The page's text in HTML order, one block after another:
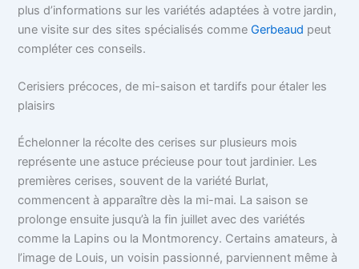
plus d’informations sur les variétés adaptées à votre jardin,
une visite sur des sites spécialisés comme Gerbeaud peut
compléter ces conseils.
Cerisiers précoces, de mi-saison et tardifs pour étaler les
plaisirs
Échelonner la récolte des cerises sur plusieurs mois
représente une astuce précieuse pour tout jardinier. Les
premières cerises, souvent de la variété Burlat,
commencent à apparaître dès la mi-mai. La saison se
prolonge ensuite jusqu’à la fin juillet avec des variétés
comme la Lapins ou la Montmorency. Certains amateurs, à
l’image de Louis, un voisin passionné, parviennent même à